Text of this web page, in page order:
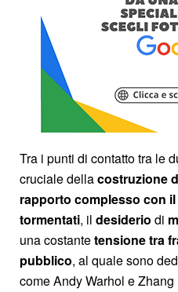
Tra i punti di contatto tra le
cruciale dellacostruzione
rapporto complesso con
tormentati, il desiderio di
una costantetensione tra
pubblico, al quale sono
come Andy Warhol e